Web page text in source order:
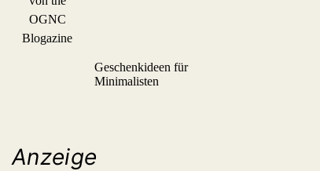
Geschenkideen für
Minimalisten
Anzeige